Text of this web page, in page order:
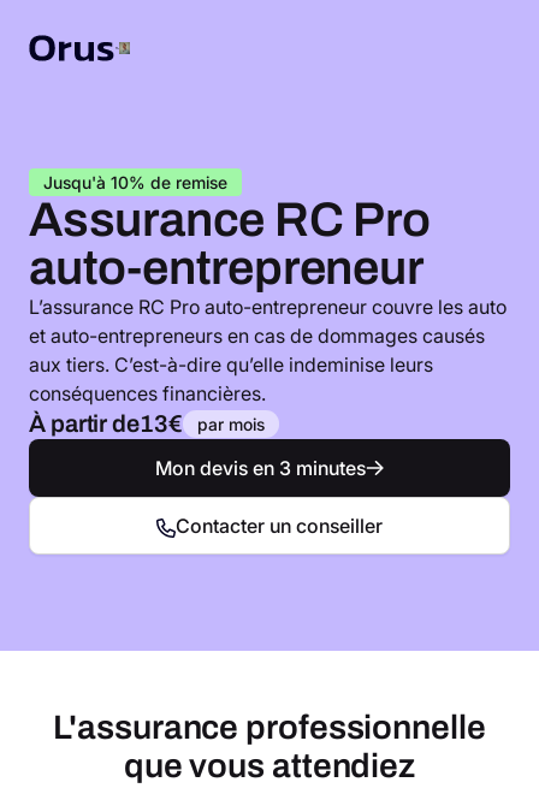
Jusqu'à 10% de remise
Assurance RC Pro
auto-entrepreneur
L’assurance RC Pro auto-entrepreneur couvre les auto
et auto-entrepreneurs en cas de dommages causés
aux tiers. C’est-à-dire qu’elle indeminise leurs
conséquences financières.
À partir de13€ par mois
Mon devis en 3 minutes
Contacter un conseiller
L'assurance professionnelle
que vous attendiez